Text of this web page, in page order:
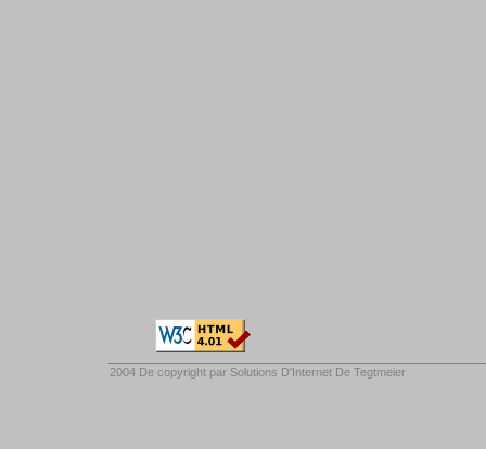
2004 De copyright par Solutions D'Internet De Tegtmeier